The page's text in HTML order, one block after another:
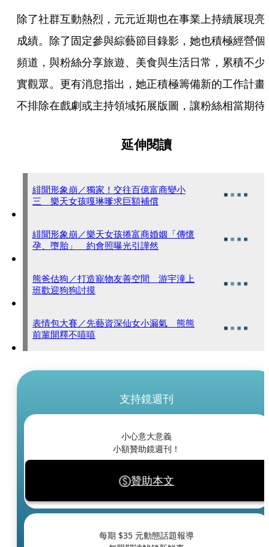
除了社群互動熱烈，元元近期也在事業上持續展現亮
成績。除了固定參與綜藝節目錄影，她也積極經營個
頻道，與粉絲分享旅遊、美食與生活日常，累積不少
實觀眾。更有消息指出，她正積極籌備新的工作計畫
不排除在戲劇或主持領域拓展版圖，讓粉絲相當期待
延伸閱讀
緋聞形象崩／獨家！交往百億富商變小
三 樂天女孩嘎琳嗲求巨額補償
緋聞形象崩／樂天女孩捲富商婚姻「傳懷
孕、墮胎」 約會照曝光引譁然
熊爸估狗／打造寵物友善空間 游宇潼上
班歡迎狗狗討摸
表情包大賽／先藝資深仙女小漏氣 熊熊
前輩開釋不嘻嘻
支持鏡週刊
小心意大意義
小額贊助鏡週刊！
贊助本文
每期 $35 元動態話題報導